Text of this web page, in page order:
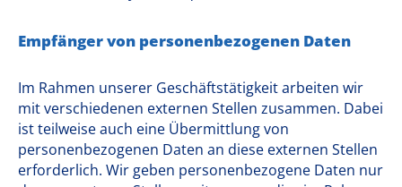
Empfänger von personenbezogenen Daten
Im Rahmen unserer Geschäftstätigkeit arbeiten wir
mit verschiedenen externen Stellen zusammen. Dabei
ist teilweise auch eine Übermittlung von
personenbezogenen Daten an diese externen Stellen
erforderlich. Wir geben personenbezogene Daten nur